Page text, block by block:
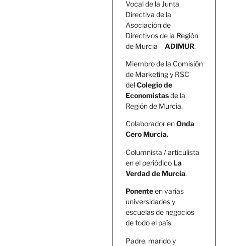
Vocal de la Junta
Directiva de la
Asociación de
Directivos de la Región
de Murcia – ADIMUR.
Miembro de la Comisión
de Marketing y RSC
delColegio de
Economistasde la
Región de Murcia.
Colaborador enOnda
Cero Murcia.
Columnista / articulista
en el periódico La
Verdad de Murcia.
Ponenteen varias
universidades y
escuelas de negocios
de todo el país.
Padre, marido y